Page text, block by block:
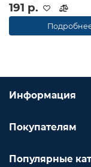
191 р.
Информация
Покупателям
Популярные